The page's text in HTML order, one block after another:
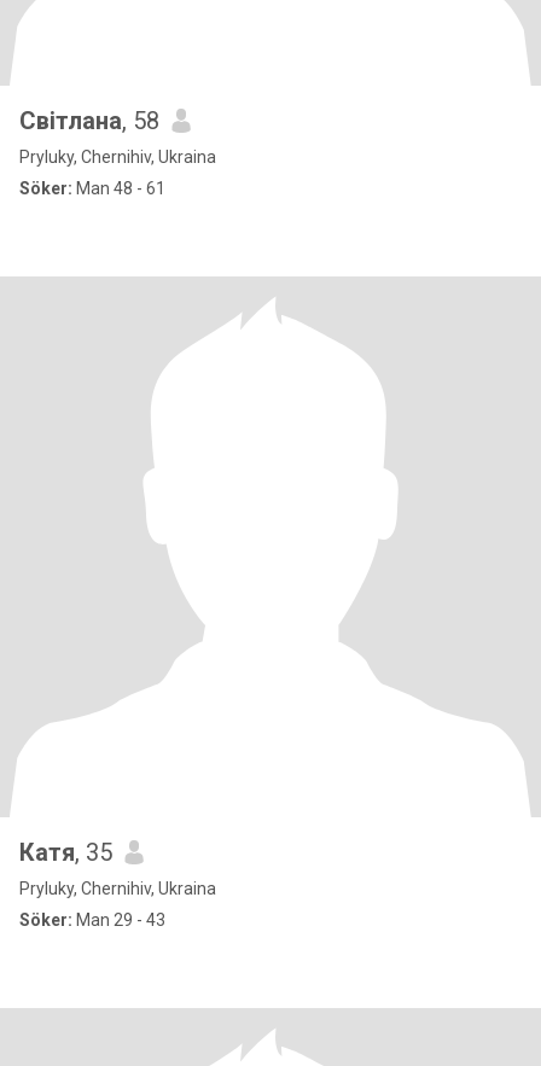
Світлана, 58
Pryluky, Chernihiv, Ukraina
Söker: Man 48 - 61
Катя, 35
Pryluky, Chernihiv, Ukraina
Söker: Man 29 - 43